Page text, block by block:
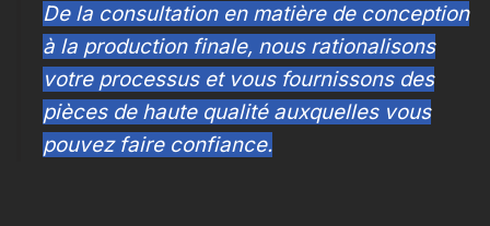
De la consultation en matière de conception
à la production finale, nous rationalisons
votre processus et vous fournissons des
pièces de haute qualité auxquelles vous
pouvez faire confiance.